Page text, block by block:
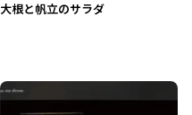
大根と帆立のサラダ